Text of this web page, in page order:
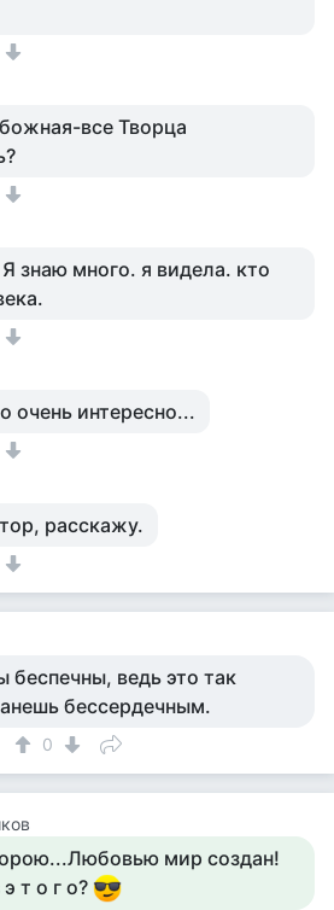
все Творца
знаю много. я видела. кто
очень интересно...
расскажу.
ведь это так
бессердечным.
0
мир создан!
т о г о?